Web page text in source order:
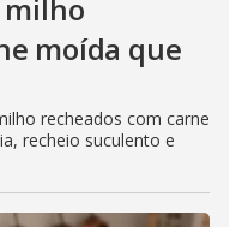
milho
moída que
recheados com carne
recheio suculento e